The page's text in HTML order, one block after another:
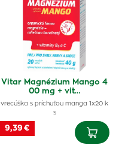
Vitar Magnézium Mango 4
00 mg + vit…
vrecúška s príchuťou manga 1x20 k
s
9,39 €